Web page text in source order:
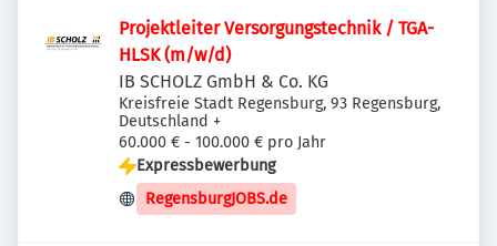
Projektleiter Versorgungstechnik / TGA-
HLSK (m/w/d)
IB SCHOLZ GmbH & Co. KG
Kreisfreie Stadt Regensburg, 93 Regensburg,
Deutschland +
60.000 € - 100.000 € pro Jahr
Expressbewerbung
RegensburgJOBS.de